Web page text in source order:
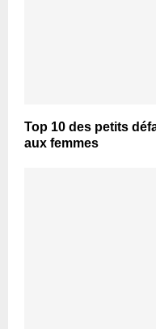
Top 10 des petits
aux femmes